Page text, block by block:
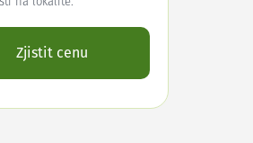
Zjistit cenu